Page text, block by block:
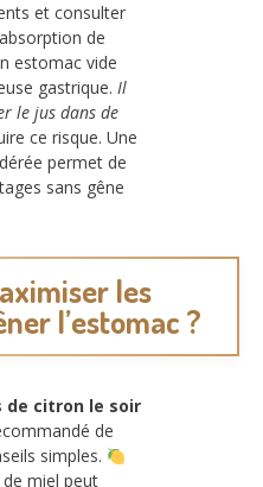
et consulter
de
estomac vide
gastrique. Il
le jus dans de
ce risque. Une
permet de
sans gêne
les
l’estomac ?
de citron le soir
de
simples.
miel peut